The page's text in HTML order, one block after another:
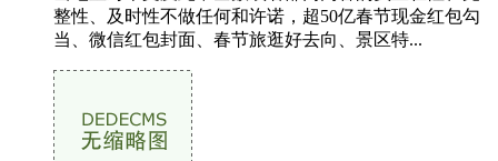
整性、及时性不做任何和许诺，超50亿春节现金红包勾
当、微信红包封面、春节旅逛好去向、景区特...